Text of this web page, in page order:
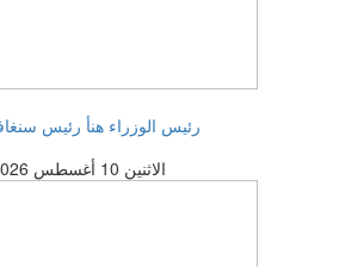
رئيس الوزراء هنأ رئيس
الاثنين 10 أغسطس 2026 04:40 صباحاً